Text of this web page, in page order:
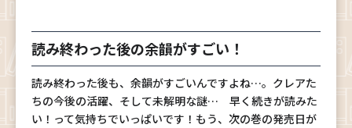
読み終わった後の余韻がすごい！
読み終わった後も、余韻がすごいんですよね…。クレアた
ちの今後の活躍、そして未解明な謎… 早く続きが読みた
い！って気持ちでいっぱいです！もう、次の巻の発売日が